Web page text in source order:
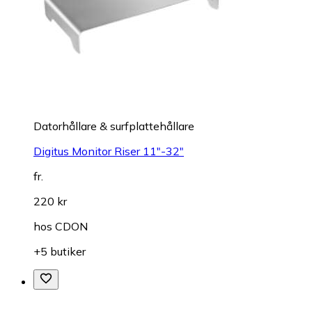
Datorhållare & surfplattehållare
Digitus Monitor Riser 11"-32"
fr.
220 kr
hos CDON
+5 butiker